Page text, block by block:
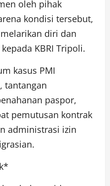
oleh pihak
kondisi tersebut,
diri dan
KBRI Tripoli.
kasus PMI
tantangan
paspor,
pemutusan kontrak
administrasi izin